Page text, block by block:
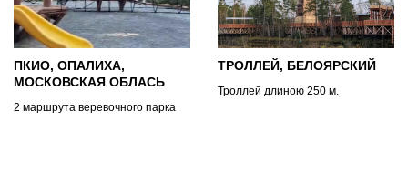
ПКИО, ОПАЛИХА,
МОСКОВСКАЯ ОБЛАСЬ
2 маршрута веревочного парка
ТРОЛЛЕЙ, БЕЛОЯРСКИЙ
Троллей длиною 250 м.